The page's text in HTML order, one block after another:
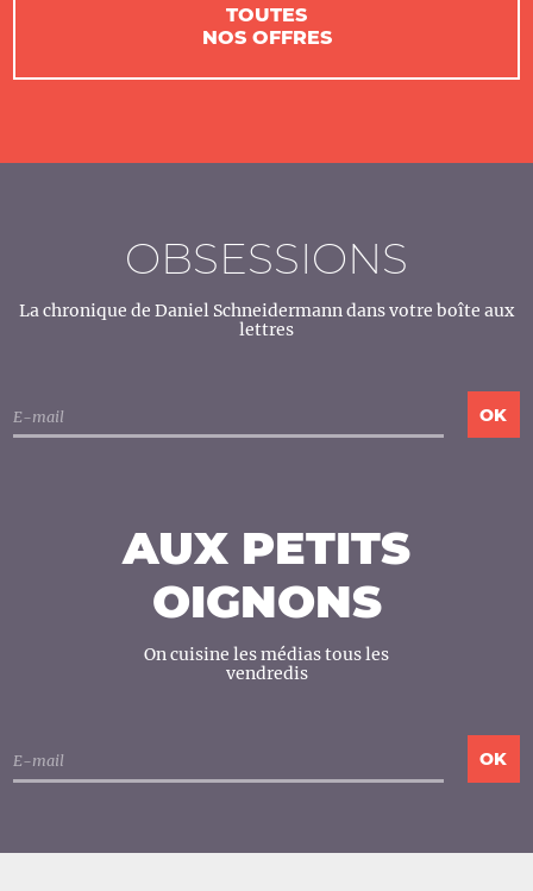
TOUTES
NOS OFFRES
OBSESSIONS
La chronique de Daniel Schneidermann dans votre boîte aux
lettres
AUX PETITS
OIGNONS
On cuisine les médias tous les
vendredis